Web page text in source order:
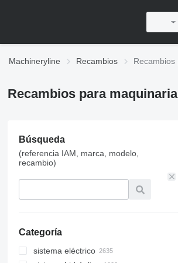
Machineryline Recambios
Recambios para
Búsqueda
(referencia IAM, marca, modelo,
recambio)
Categoría
sistema eléctrico